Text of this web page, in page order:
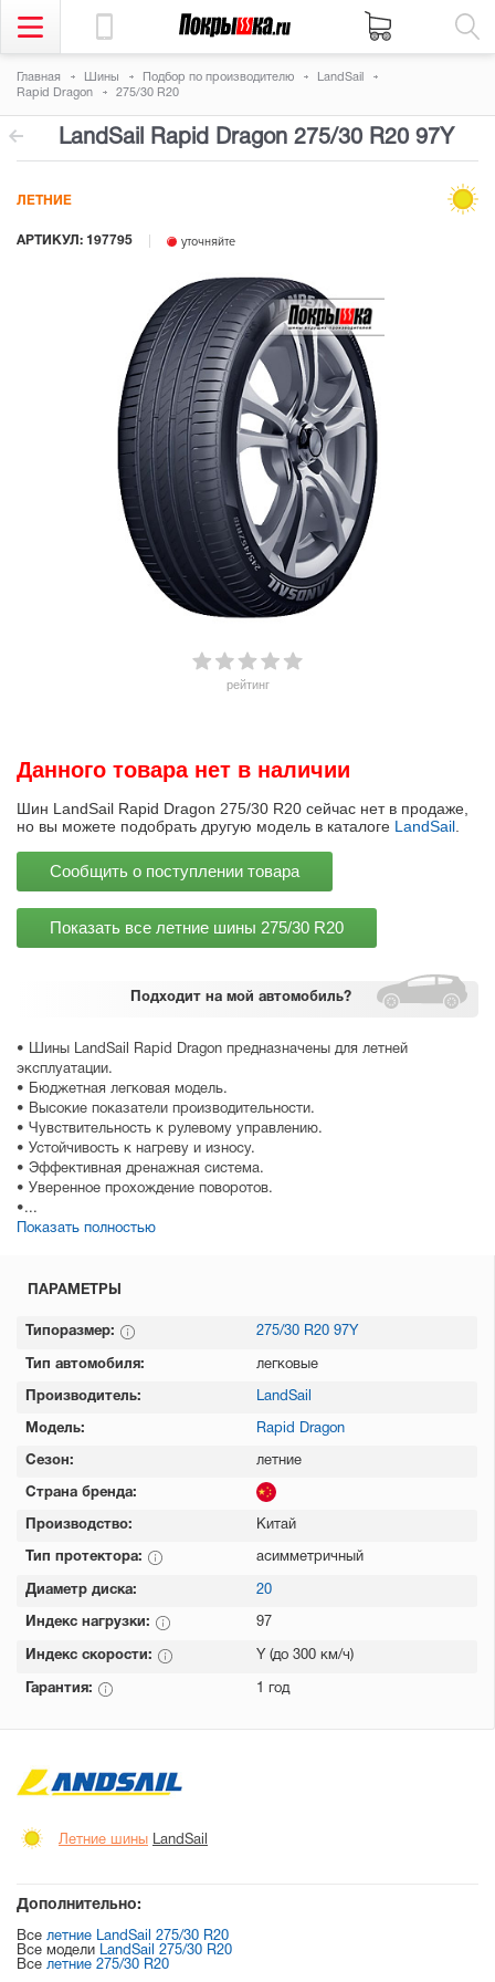
Главная Шины Подбор по производителю
LandSail
Rapid Dragon
275/30 R20
LandSail Rapid Dragon 275/30 R20 97Y
рейтинг
АРТИКУЛ: 197795 уточняйте
ЛЕТНИЕ
Подходит на мой автомобиль?
• Шины LandSail Rapid Dragon предназначены для летней
эксплуатации.
• Бюджетная легковая модель.
• Высокие показатели производительности.
• Чувствительность к рулевому управлению.
• Устойчивость к нагреву и износу.
• Эффективная дренажная система.
• Уверенное прохождение поворотов.
•...
Показать полностью
Данного товара нет в наличии
Шин LandSail Rapid Dragon 275/30 R20 сейчас нет в продаже,
но вы можете подобрать другую модель в каталоге LandSail
Сообщить о поступлении товара
Показать все летние шины 275/30 R20
ПАРАМЕТРЫ
Типоразмер: 275/30 R20 97Y
Тип автомобиля: легковые
Производитель: LandSail
Модель: Rapid Dragon
Сезон: летние
Страна бренда:
Производство: Китай
Тип протектора: асимметричный
Диаметр диска: 20
Индекс нагрузки: 97
Индекс скорости: Y (до 300 км/ч)
Гарантия: 1 год
Летние шины LandSail
Дополнительно:
Все летние LandSail 275/30 R20
Все модели LandSail 275/30 R20
Все летние 275/30 R20